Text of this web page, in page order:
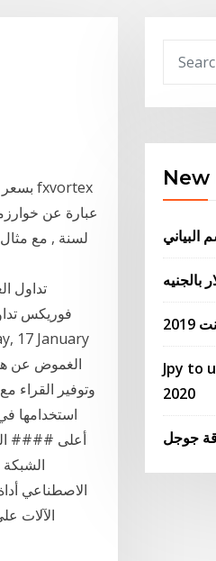
عبارة عن
لسنة , مع مثال
فوريكس
وتوفير القراء
استخدامها
أعلى ####
الاصطناعي
الآلات
New
Jpy to
2020
جوجل